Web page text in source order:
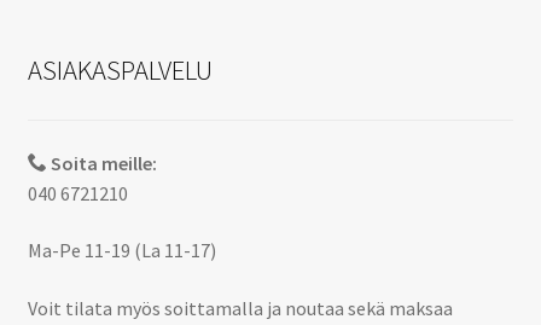
ASIAKASPALVELU
Soita meille:
040 6721210
Ma-Pe 11-19 (La 11-17)
Voit tilata myös soittamalla ja noutaa sekä maksaa